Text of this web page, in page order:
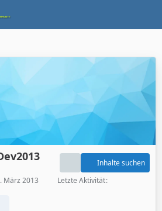
Inhalte suchen
März 2013
Letzte Aktivität